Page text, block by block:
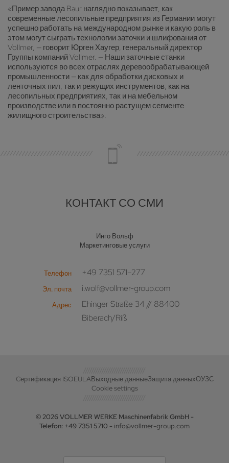
«Пример завода Baur наглядно показывает, как
современные лесопильные предприятия из Германии могут
успешно работать на международном рынке и какую роль в
этом могут сыграть технологии заточки и шлифования от
Vollmer, — говорит Юрген Хаугер, генеральный директор
Группы компаний Vollmer. — Наши заточные станки
используются во всех отраслях деревообрабатывающей
промышленности — как для обработки дисковых и
ленточных пил, так и режущих инструментов, как на
лесопильных предприятиях, так и на мебельном
производстве или в постоянно растущем сегменте
жилищного строительства».
КОНТАКТ СО СМИ
Инго Вольф
Маркетинговые услуги
Телефон +49 7351 571–277
Эл. почта i.wolf@vollmer-group.com
Адрес
Ehinger Straße 34 // 88400
Biberach/Riß
Cертификация ISOEULAВыходные данныеЗащита данныхОУЗС
Cookie settings
© 2026 VOLLMER WERKE Maschinenfabrik GmbH -
Telefon: +49 7351 5710 - info@vollmer-group.com